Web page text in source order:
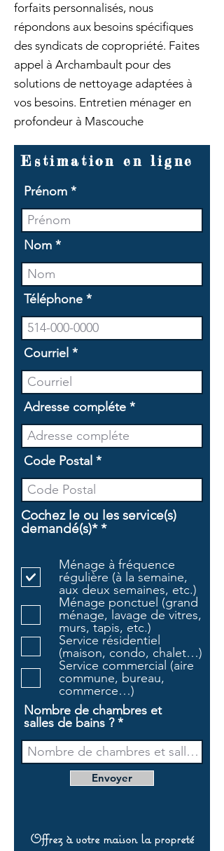
forfaits personnalisés, nous
répondons aux besoins spécifiques
des syndicats de copropriété. Faites
appel à Archambault pour des
solutions de nettoyage adaptées à
vos besoins. Entretien ménager en
profondeur à Mascouche
Estimation en ligne
Prénom
Nom
Téléphone
Courriel
Adresse compléte
Code Postal
Cochez le ou les service(s)
demandé(s)* *O
g
a
t
o
i
r
e
Ménage à fréquence
régulière (à la semaine,
aux deux semaines, etc.)
Ménage ponctuel (grand
ménage, lavage de vitres,
murs, tapis, etc.)
Service résidentiel
(maison, condo, chalet…)
Service commercial (aire
commune, bureau,
commerce…)
Nombre de chambres et
salles de bains ?
Envoyer
Offrez à votre maison la propreté